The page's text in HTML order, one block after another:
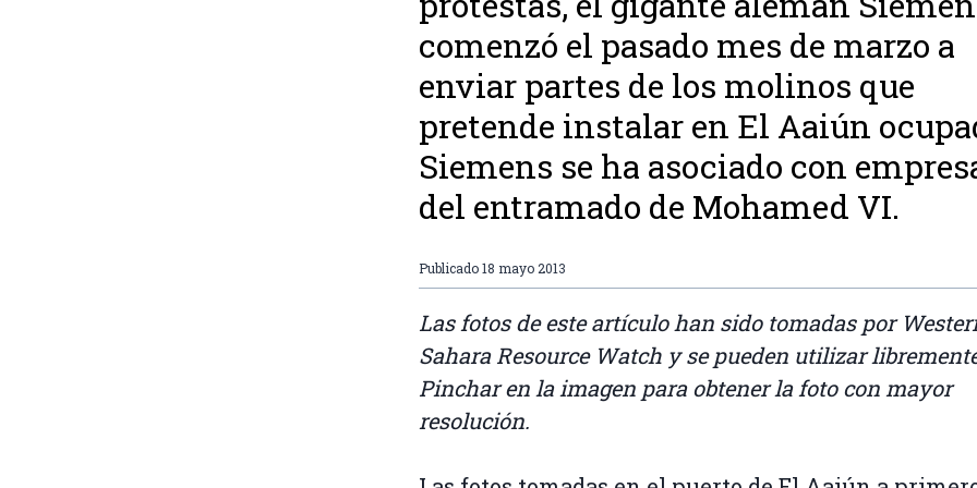
comenzó el pasado mes de marzo a
enviar partes de los molinos que
pretende instalar en El Aaiún
Siemens se ha asociado con
del entramado de Mohamed VI.
Publicado18 mayo 2013
Las fotos de este artículo han sido tomadas por
Sahara Resource Watch y se pueden utilizar
Pinchar en la imagen para obtener la foto con mayor
resolución.